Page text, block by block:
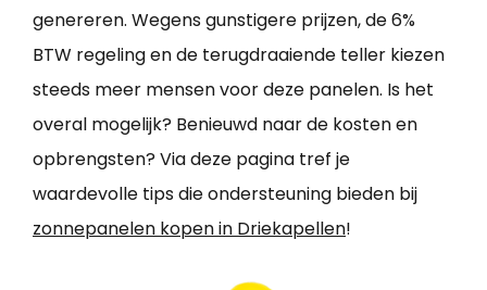
genereren. Wegens gunstigere prijzen, de 6%
BTW regeling en de terugdraaiende teller kiezen
steeds meer mensen voor deze panelen. Is het
overal mogelijk? Benieuwd naar de kosten en
opbrengsten? Via deze pagina tref je
waardevolle tips die ondersteuning bieden bij
zonnepanelen kopen in Driekapellen!